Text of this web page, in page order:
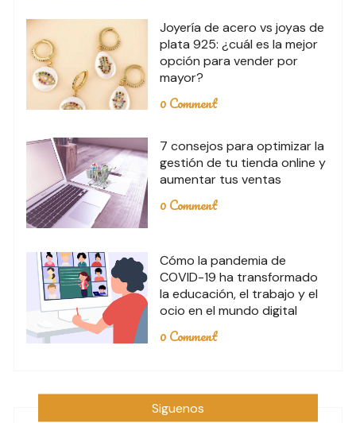
Joyería de acero vs joyas de
plata 925: ¿cuál es la mejor
opción para vender por
mayor?
0 Comment
7 consejos para optimizar la
gestión de tu tienda online y
aumentar tus ventas
0 Comment
Cómo la pandemia de
COVID-19 ha transformado
la educación, el trabajo y el
ocio en el mundo digital
0 Comment
Siguenos